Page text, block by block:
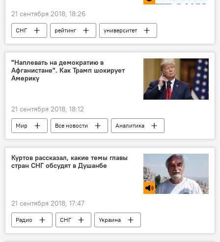
21 сентября 2018, 18:26
СНГ рейтинг
университет
вузы
Инфографика
"Наплевать на демократию в
Афганистане". Как Трамп шокирует
Америку
21 сентября 2018, 18:12
Мир Все новости Аналитика
Куртов рассказал, какие темы главы
стран СНГ обсудят в Душанбе
21 сентября 2018, 17:47
Радио СНГ
Украина
Новости Душанбе